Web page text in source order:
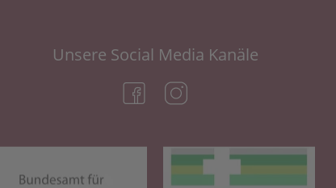
Unsere Social Media Kanäle
(öffnet in neuem Tab)
(öffnet in neuem Tab)